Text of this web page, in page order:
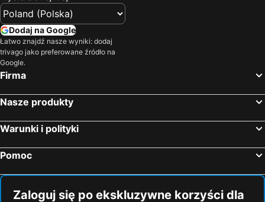
Dodaj na Google
Łatwo znajdź nasze wyniki: dodaj
trivago jako preferowane źródło na
Google.
Firma
Nasze produkty
Warunki i polityki
Pomoc
Zaloguj się po ekskluzywne korzyści dla